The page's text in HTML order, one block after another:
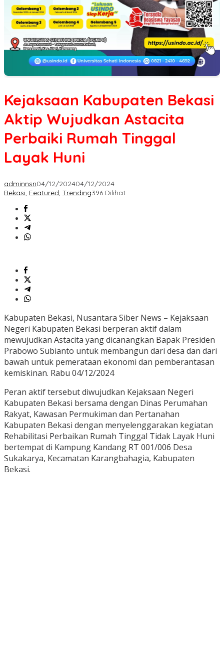
Kejaksaan Kabupaten Bekasi
Aktip Wujudkan Astacita
Perbaiki Rumah Tinggal
Layak Huni
adminnsn04/12/202404/12/2024
Bekasi, Featured, Trending396 Dilihat
Kabupaten Bekasi, Nusantara Siber News – Kejaksaan
Negeri Kabupaten Bekasi berperan aktif dalam
mewujudkan Astacita yang dicanangkan Bapak Presiden
Prabowo Subianto untuk membangun dari desa dan dari
bawah untuk pemerataan ekonomi dan pemberantasan
kemiskinan. Rabu 04/12/2024
Peran aktif tersebut diwujudkan Kejaksaan Negeri
Kabupaten Bekasi bersama dengan Dinas Perumahan
Rakyat, Kawasan Permukiman dan Pertanahan
Kabupaten Bekasi dengan menyelenggarakan kegiatan
Rehabilitasi Perbaikan Rumah Tinggal Tidak Layak Huni
bertempat di Kampung Kandang RT 001/006 Desa
Sukakarya, Kecamatan Karangbahagia, Kabupaten
Bekasi.